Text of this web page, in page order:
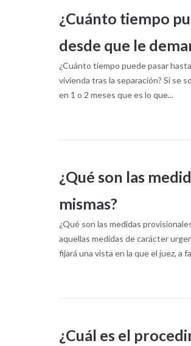
¿Cuánto tiempo
desde que le
¿Cuánto tiempo puede pasar
vivienda tras la separación? Si se
en 1 o 2 meses que es lo que...
¿Qué son las
mismas?
¿Qué son las medidas
aquellas medidas de carácter
fijará una vista en la que el juez, a
¿Cuál es el